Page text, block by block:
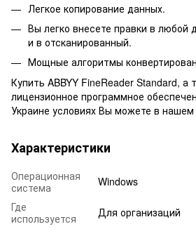
Легкое копирование данных.
Вы легко внесете правки в любой
и в отсканированный.
Мощные алгоритмы
Купить ABBYY FineReader Standard, а
лицензионное программное
Украине условиях Вы можете в нашем
Характеристики
Операционная
система
Windows
Где
используется
Для организаций